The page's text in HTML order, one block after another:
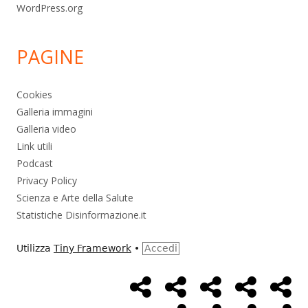
WordPress.org
PAGINE
Cookies
Galleria immagini
Galleria video
Link utili
Podcast
Privacy Policy
Scienza e Arte della Salute
Statistiche Disinformazione.it
Utilizza Tiny Framework • Accedi
MenùHome
Page
Alimentazione
AmbienteBambini
Cancro ControlloEconomia